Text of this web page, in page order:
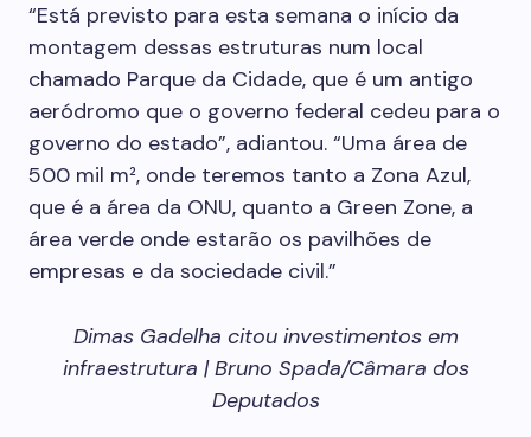
“Está previsto para esta semana o início da
montagem dessas estruturas num local
chamado Parque da Cidade, que é um antigo
aeródromo que o governo federal cedeu para o
governo do estado”, adiantou. “Uma área de
500 mil m², onde teremos tanto a Zona Azul,
que é a área da ONU, quanto a Green Zone, a
área verde onde estarão os pavilhões de
empresas e da sociedade civil.”
Dimas Gadelha citou investimentos em
infraestrutura | Bruno Spada/Câmara dos
Deputados